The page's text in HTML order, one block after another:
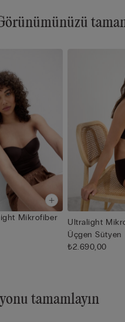
Mikrofiber
Ultralight
Üçgen Sütyen
₺2.690,00
tamamlayın